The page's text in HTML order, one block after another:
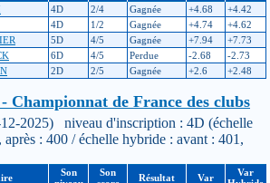
4D 2/4 Gagnée +4.68
+4.42
4D 1/2 Gagnée +4.74
+4.62
5D 4/5 Gagnée +7.94
+7.73
6D 4/5 Perdue -2.68
-2.73
2D 2/5 Gagnée +2.6 +2.48
Championnat de France des clubs
2025) niveau d'inscription : 4D (échelle
: 400 / échelle hybride : avant : 401,
Son
Son
Résultat Var
Var